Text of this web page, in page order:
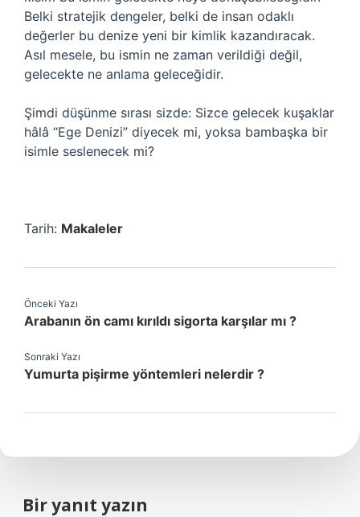
Belki stratejik dengeler, belki de insan odaklı
değerler bu denize yeni bir kimlik kazandıracak.
Asıl mesele, bu ismin ne zaman verildiği değil,
gelecekte ne anlama geleceğidir.
Şimdi düşünme sırası sizde: Sizce gelecek kuşaklar
hâlâ “Ege Denizi” diyecek mi, yoksa bambaşka bir
isimle seslenecek mi?
Tarih: Makaleler
Önceki Yazı
Arabanın ön camı kırıldı sigorta karşılar mı ?
Sonraki Yazı
Yumurta pişirme yöntemleri nelerdir ?
Bir yanıt yazın